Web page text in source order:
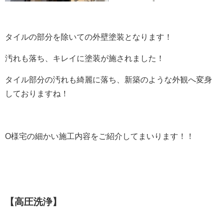
タイルの部分を除いての外壁塗装となります！
汚れも落ち、キレイに塗装が施されました！
タイル部分の汚れも綺麗に落ち、新築のような外観へ変身
しておりますね！
O様宅の細かい施工内容をご紹介してまいります！！
【高圧洗浄】